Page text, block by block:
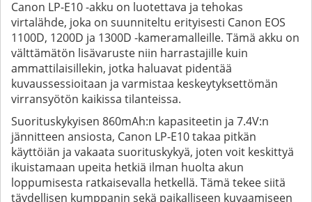
Canon LP-E10 -akku on luotettava ja tehokas
virtalähde, joka on suunniteltu erityisesti Canon EOS
1100D, 1200D ja 1300D -kameramalleille. Tämä akku on
välttämätön lisävaruste niin harrastajille kuin
ammattilaisillekin, jotka haluavat pidentää
kuvaussessioitaan ja varmistaa keskeytyksettömän
virransyötön kaikissa tilanteissa.
Suorituskykyisen 860mAh:n kapasiteetin ja 7.4V:n
jännitteen ansiosta, Canon LP-E10 takaa pitkän
käyttöiän ja vakaata suorituskykyä, joten voit keskittyä
ikuistamaan upeita hetkiä ilman huolta akun
loppumisesta ratkaisevalla hetkellä. Tämä tekee siitä
täydellisen kumppanin sekä paikalliseen kuvaamiseen